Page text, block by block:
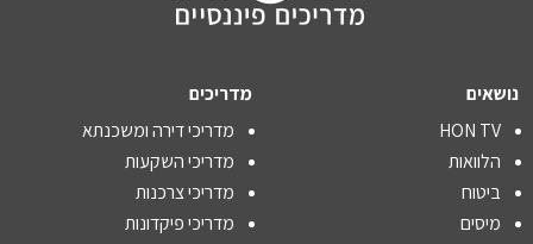
נושאים
HON TV
הלוואות
ביטוח
מיסים
מדריכים
מדריכי דירה ומשכנתא
מדריכי השקעות
מדריכי צרכנות
מדריכי פיקדונות